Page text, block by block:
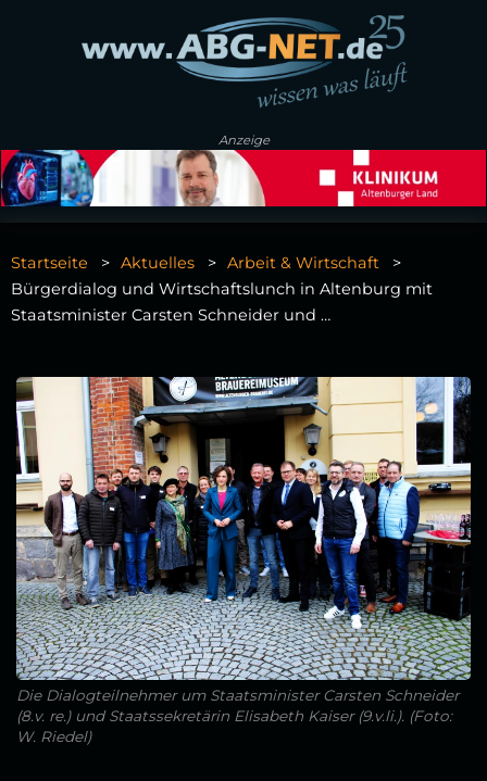
Anzeige
Startseite Aktuelles
Arbeit & Wirtschaft
Bürgerdialog und Wirtschaftslunch in Altenburg mit
Staatsminister Carsten Schneider und …
Die Dialogteilnehmer um Staatsminister Carsten Schneider
(8.v. re.) und Staatssekretärin Elisabeth Kaiser (9.v.li.). (Foto:
W. Riedel)